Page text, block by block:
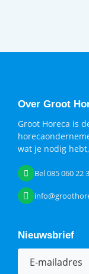
Over Groot
Groot Horeca is
wat je nodig
Bel 085 060 22
Nieuwsbrief
E-
mailadres(Vereist)